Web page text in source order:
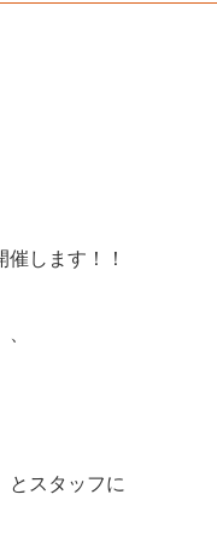
します！！
とスタッフに